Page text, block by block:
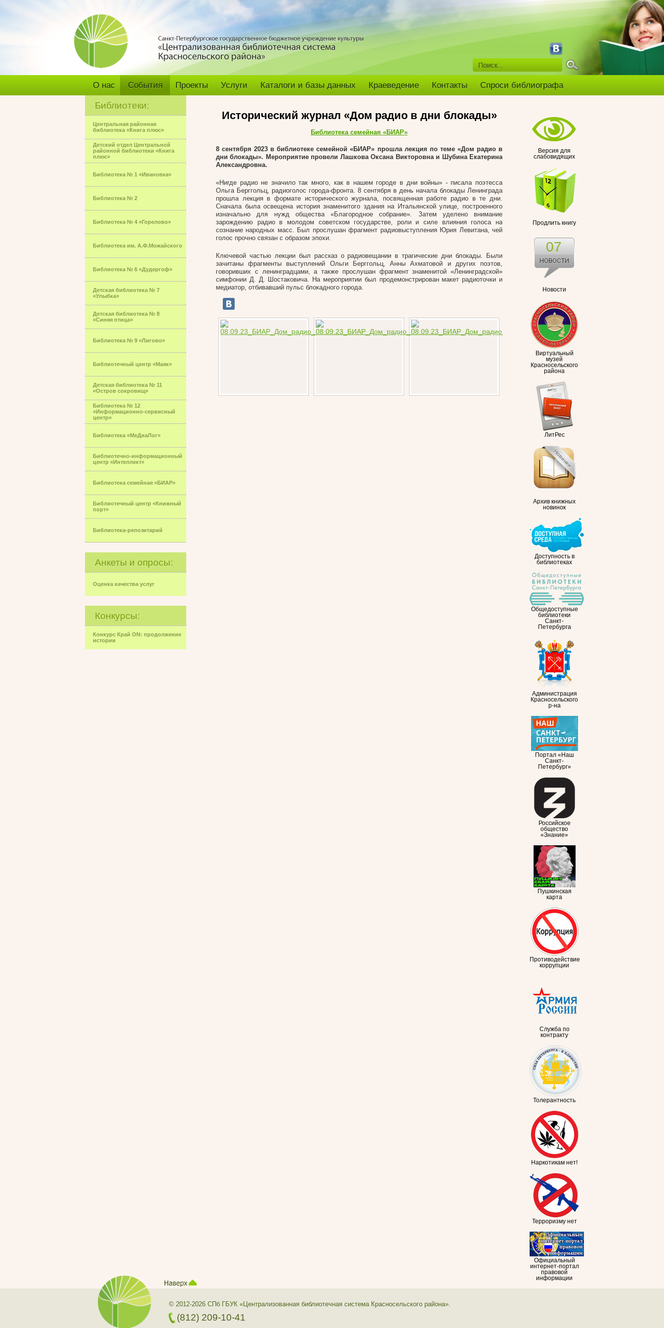
О нас События Проекты Услуги Каталоги и базы данных Краеведение Контакты Спроси библиографа
Библиотеки:
Центральная районная
библиотека «Книга плюс»
Детский отдел Центральной
районной библиотеки «Книга
плюс»
Библиотека № 1 «Ивановка»
Библиотека № 2
Библиотека № 4 «Горелово»
Библиотека им. А.Ф.Можайского
Библиотека № 6 «Дудергоф»
Детская библиотека № 7
«Улыбка»
Детская библиотека № 8
«Синяя птица»
Библиотека № 9 «Лигово»
Библиотечный центр «Маяк»
Детская библиотека № 11
«Остров сокровищ»
Библиотека № 12
«Информационно-сервисный
центр»
Библиотека «МеДиаЛог»
Библиотечно-информационный
центр «Интеллект»
Библиотека семейная «БИАР»
Библиотечный центр «Книжный
порт»
Библиотека-репозитарий
Анкеты и опросы:
Оценка качества услуг
Конкурсы:
Конкурс Край ON: продолжение
истории
Версия для
слабовидящих
Продлить книгу
Новости
07
Виртуальный
музей
Красносельского
района
ЛитРес
Архив книжных
новинок
Доступность в
библиотеках
Общедоступные
библиотеки
Санкт-
Петербурга
Администрация
Красносельского
р-на
Портал «Наш
Санкт-
Петербург»
Российское
общество
«Знание»
Пушкинская
карта
Противодействие
коррупции
Служба по
контракту
Толерантность
Наркотикам нет!
Терроризму нет
Официальный
интернет-портал
правовой
информации
Исторический журнал «Дом радио в дни блокады»
Библиотека семейная «БИАР»
8 сентября 2023 в библиотеке семейной «БИАР» прошла лекция по теме «Дом радио в
дни блокады». Мероприятие провели Лашкова Оксана Викторовна и Шубина Екатерина
Александровна.
«Нигде радио не значило так много, как в нашем городе в дни войны» - писала поэтесса
Ольга Берггольц, радиоголос города-фронта. 8 сентября в день начала блокады Ленинграда
прошла лекция в формате исторического журнала, посвященная работе радио в те дни.
Сначала была освещена история знаменитого здания на Итальянской улице, построенного
изначально для нужд общества «Благородное собрание». Затем уделено внимание
зарождению радио в молодом советском государстве, роли и силе влияния голоса на
сознание народных масс. Был прослушан фрагмент радиовыступления Юрия Левитана, чей
голос прочно связан с образом эпохи.
Ключевой частью лекции был рассказ о радиовещании в трагические дни блокады. Были
зачитаны фрагменты выступлений Ольги Берггольц, Анны Ахматовой и других поэтов,
говоривших с ленинградцами, а также прослушан фрагмент знаменитой «Ленинградской»
симфонии Д. Д. Шостаковича. На мероприятии был продемонстрирован макет радиоточки и
медиатор, отбивавший пульс блокадного города.
© 2012-2026 СПб ГБУК «Централизованная библиотечная система Красносельского района».
(812) 209-10-41